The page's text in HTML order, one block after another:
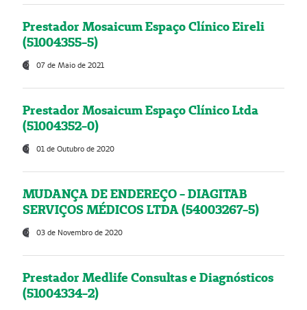
Prestador Mosaicum Espaço Clínico Eireli
(51004355-5)
07 de Maio de 2021
Prestador Mosaicum Espaço Clínico Ltda
(51004352-0)
01 de Outubro de 2020
MUDANÇA DE ENDEREÇO - DIAGITAB
SERVIÇOS MÉDICOS LTDA (54003267-5)
03 de Novembro de 2020
Prestador Medlife Consultas e Diagnósticos
(51004334-2)